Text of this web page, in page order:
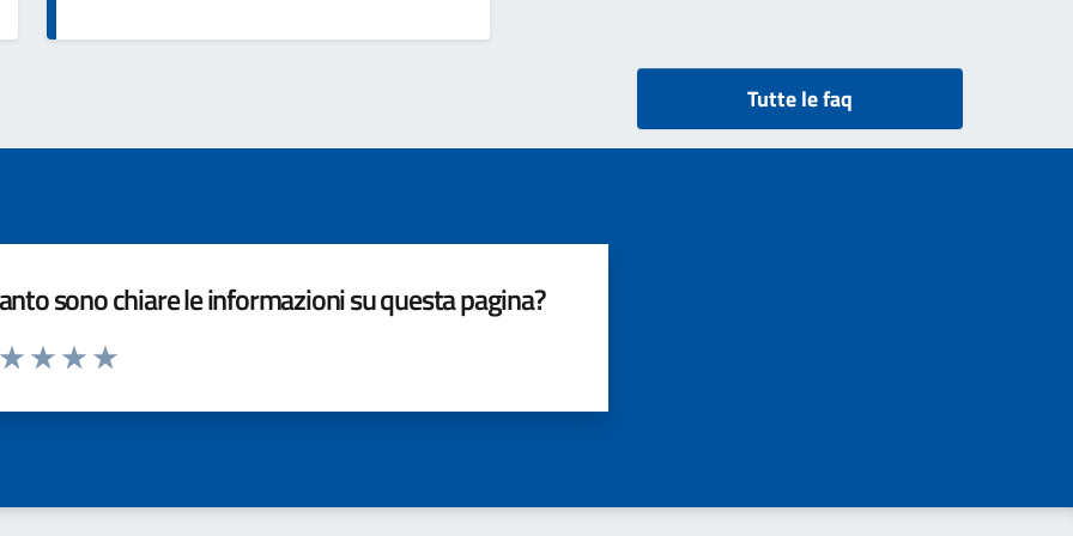
Tutte le faq
sono chiare le informazioni su questa pagina?
da 1 a 5 stelle la pagina